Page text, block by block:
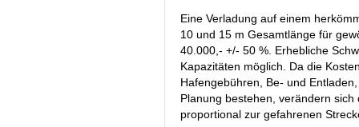
Eine Verladung auf einem
10 und 15 m Gesamtlänge für
40.000,- +/- 50 %. Erhebliche
Kapazitäten möglich. Da die
Hafengebühren, Be- und
Planung bestehen, verändern
proportional zur gefahrenen